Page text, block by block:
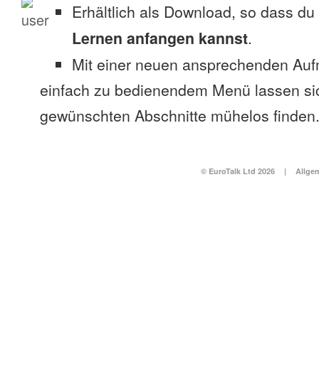
Erhältlich als Download, so dass du
Lernen anfangen kannst.
Mit einer neuen ansprechenden
einfach zu bedienendem Menü lassen
gewünschten Abschnitte mühelos finden.
© EuroTalk Ltd 2026 |